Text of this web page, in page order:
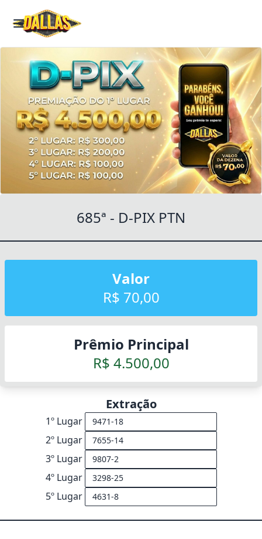
685ª - D-PIX PTN
Valor
R$ 70,00
Prêmio Principal
R$ 4.500,00
Extração
1º Lugar
2º Lugar
3º Lugar
4º Lugar
5º Lugar
Cotas indisponíveis!
Essas cotas não estão disponíveís!
Verifique quais estão disponíveis ou se o sorteio não
acabou.
Fechar